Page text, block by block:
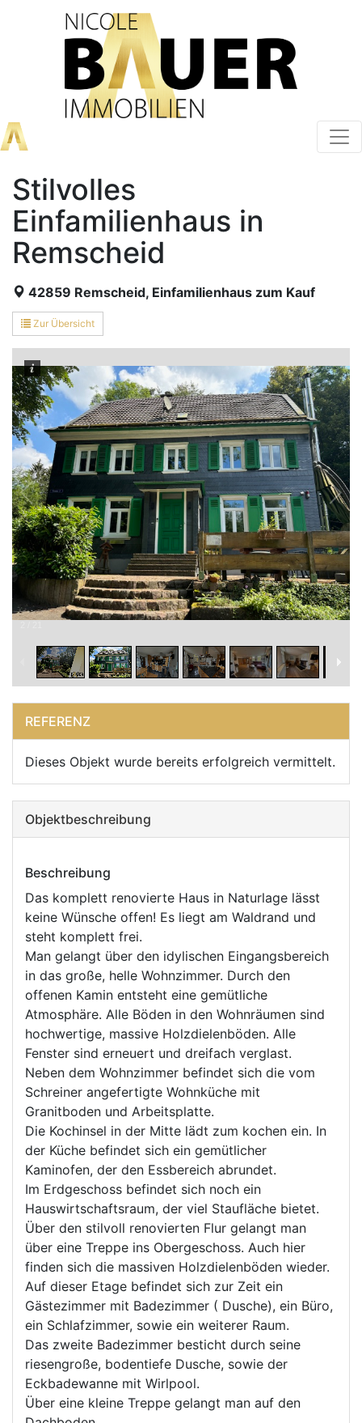
Stilvolles
Einfamilienhaus in
Remscheid
42859 Remscheid, Einfamilienhaus zum Kauf
Zur Übersicht
REFERENZ
Dieses Objekt wurde bereits erfolgreich vermittelt.
Objekt­beschreibung
Beschreibung
Das komplett renovierte Haus in Naturlage lässt
keine Wünsche offen! Es liegt am Waldrand und
steht komplett frei.
Man gelangt über den idylischen Eingangsbereich
in das große, helle Wohnzimmer. Durch den
offenen Kamin entsteht eine gemütliche
Atmosphäre. Alle Böden in den Wohnräumen sind
hochwertige, massive Holzdielenböden. Alle
Fenster sind erneuert und dreifach verglast.
Neben dem Wohnzimmer befindet sich die vom
Schreiner angefertigte Wohnküche mit
Granitboden und Arbeitsplatte.
Die Kochinsel in der Mitte lädt zum kochen ein. In
der Küche befindet sich ein gemütlicher
Kaminofen, der den Essbereich abrundet.
Im Erdgeschoss befindet sich noch ein
Hauswirtschaftsraum, der viel Staufläche bietet.
Über den stilvoll renovierten Flur gelangt man
über eine Treppe ins Obergeschoss. Auch hier
finden sich die massiven Holzdielenböden wieder.
Auf dieser Etage befindet sich zur Zeit ein
Gästezimmer mit Badezimmer ( Dusche), ein Büro,
ein Schlafzimmer, sowie ein weiterer Raum.
Das zweite Badezimmer besticht durch seine
riesengroße, bodentiefe Dusche, sowie der
Eckbadewanne mit Wirlpool.
Über eine kleine Treppe gelangt man auf den